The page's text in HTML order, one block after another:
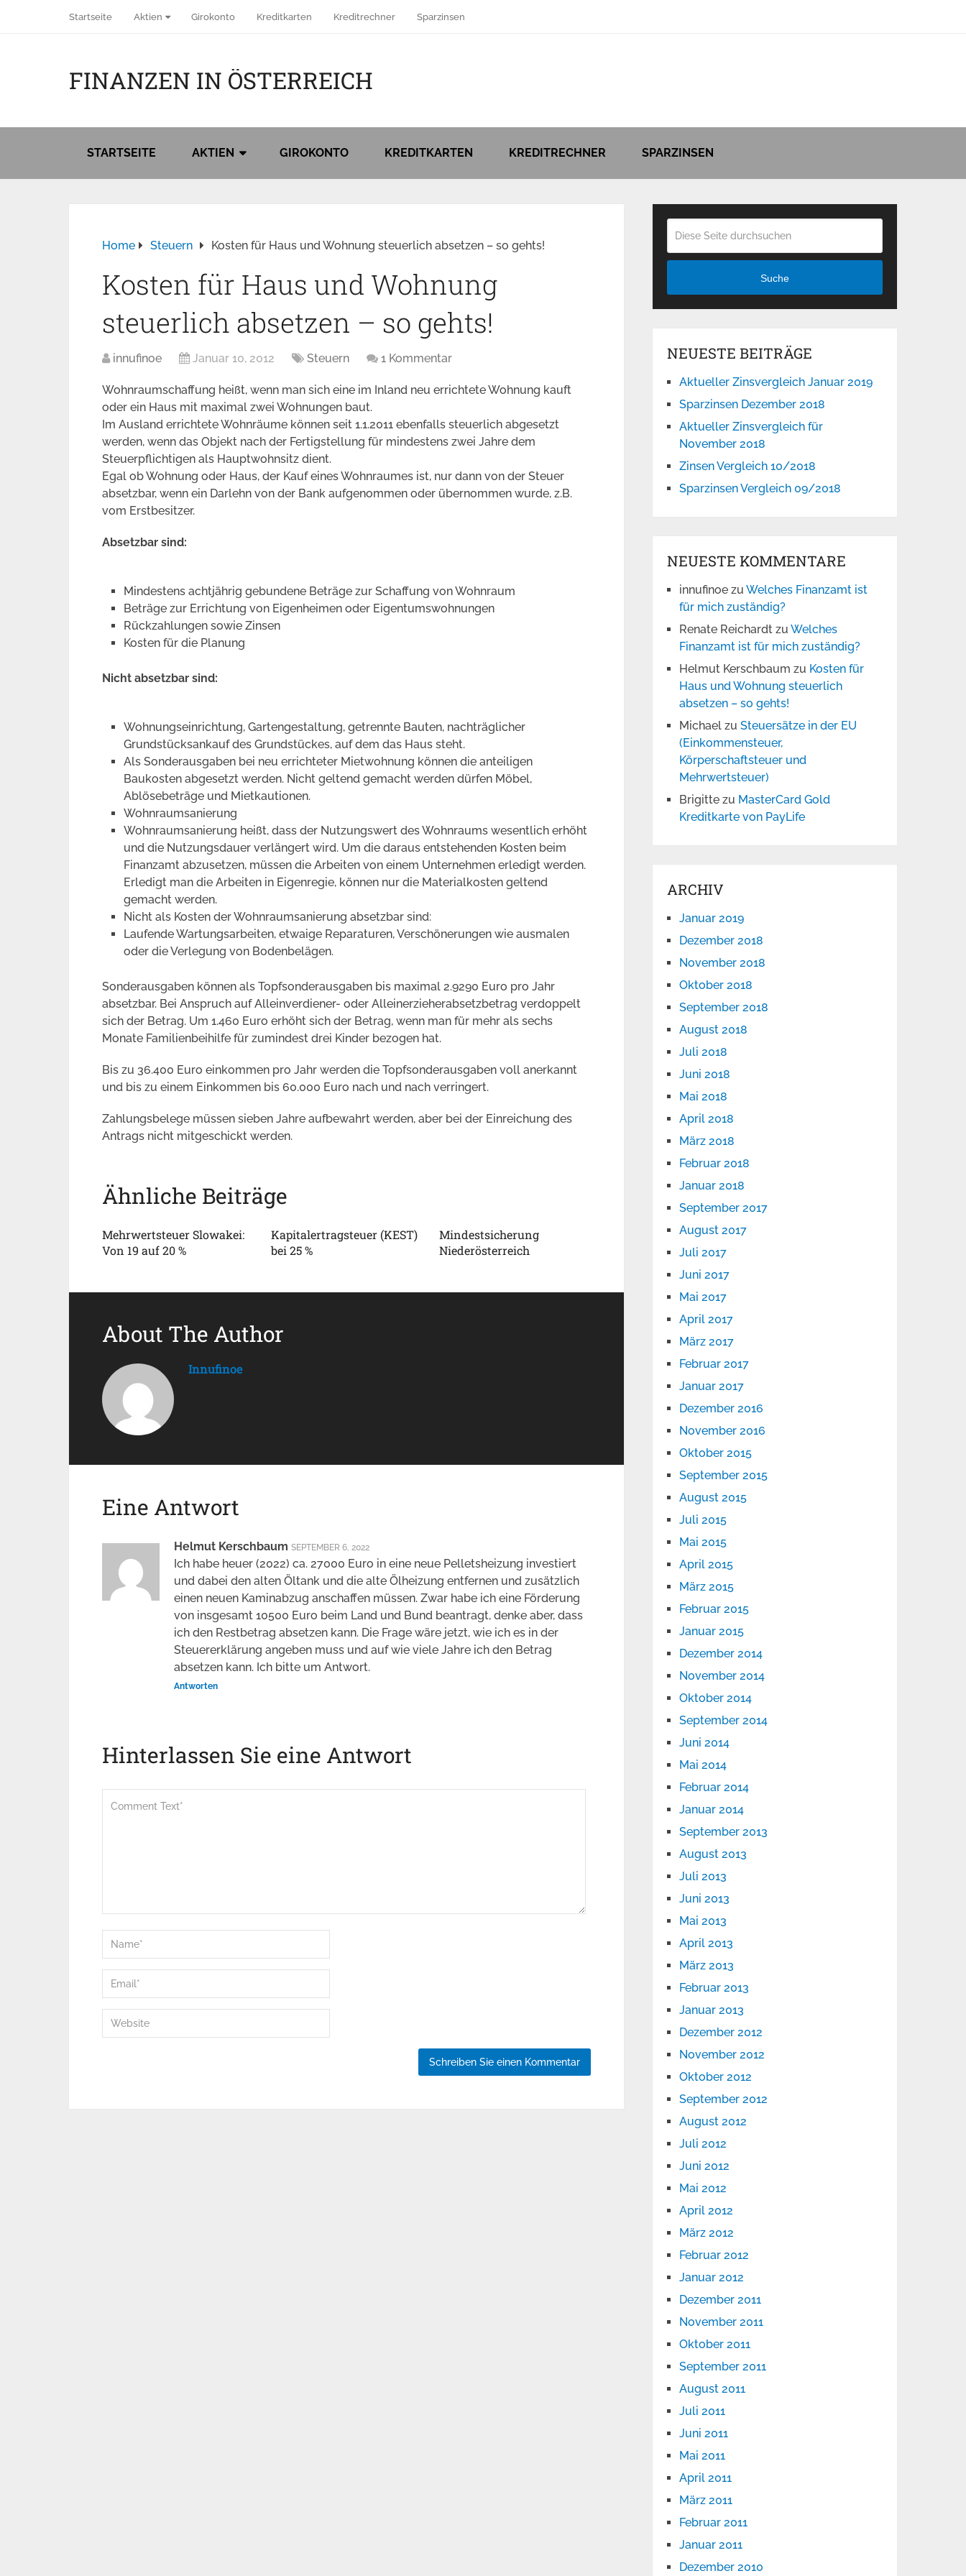
Startseite Aktien Girokonto Kreditkarten Kreditrechner Sparzinsen
FINANZEN IN ÖSTERREICH
STARTSEITE AKTIEN GIROKONTO KREDITKARTEN KREDITRECHNER SPARZINSEN
Home Steuern Kosten für Haus und Wohnung steuerlich absetzen – so gehts!
Kosten für Haus und Wohnung
steuerlich absetzen – so gehts!
innufinoe Januar 10, 2012 Steuern 1 Kommentar
Wohnraumschaffung heißt, wenn man sich eine im Inland neu errichtete Wohnung kauft
oder ein Haus mit maximal zwei Wohnungen baut.
Im Ausland errichtete Wohnräume können seit 1.1.2011 ebenfalls steuerlich abgesetzt
werden, wenn das Objekt nach der Fertigstellung für mindestens zwei Jahre dem
Steuerpflichtigen als Hauptwohnsitz dient.
Egal ob Wohnung oder Haus, der Kauf eines Wohnraumes ist, nur dann von der Steuer
absetzbar, wenn ein Darlehn von der Bank aufgenommen oder übernommen wurde, z.B.
vom Erstbesitzer.
Absetzbar sind:
Mindestens achtjährig gebundene Beträge zur Schaffung von Wohnraum
Beträge zur Errichtung von Eigenheimen oder Eigentumswohnungen
Rückzahlungen sowie Zinsen
Kosten für die Planung
Nicht absetzbar sind:
Wohnungseinrichtung, Gartengestaltung, getrennte Bauten, nachträglicher
Grundstücksankauf des Grundstückes, auf dem das Haus steht.
Als Sonderausgaben bei neu errichteter Mietwohnung können die anteiligen
Baukosten abgesetzt werden. Nicht geltend gemacht werden dürfen Möbel,
Ablösebeträge und Mietkautionen.
Wohnraumsanierung
Wohnraumsanierung heißt, dass der Nutzungswert des Wohnraums wesentlich erhöht
und die Nutzungsdauer verlängert wird. Um die daraus entstehenden Kosten beim
Finanzamt abzusetzen, müssen die Arbeiten von einem Unternehmen erledigt werden.
Erledigt man die Arbeiten in Eigenregie, können nur die Materialkosten geltend
gemacht werden.
Nicht als Kosten der Wohnraumsanierung absetzbar sind:
Laufende Wartungsarbeiten, etwaige Reparaturen, Verschönerungen wie ausmalen
oder die Verlegung von Bodenbelägen.
Sonderausgaben können als Topfsonderausgaben bis maximal 2.9290 Euro pro Jahr
absetzbar. Bei Anspruch auf Alleinverdiener- oder Alleinerzieherabsetzbetrag verdoppelt
sich der Betrag. Um 1.460 Euro erhöht sich der Betrag, wenn man für mehr als sechs
Monate Familienbeihilfe für zumindest drei Kinder bezogen hat.
Bis zu 36.400 Euro einkommen pro Jahr werden die Topfsonderausgaben voll anerkannt
und bis zu einem Einkommen bis 60.000 Euro nach und nach verringert.
Zahlungsbelege müssen sieben Jahre aufbewahrt werden, aber bei der Einreichung des
Antrags nicht mitgeschickt werden.
Ähnliche Beiträge
Mehrwertsteuer Slowakei:
Von 19 auf 20 %
Kapitalertragsteuer (KEST)
bei 25 %
Mindestsicherung
Niederösterreich
About The Author
Innufinoe
Eine Antwort
Helmut Kerschbaum SEPTEMBER 6, 2022
Ich habe heuer (2022) ca. 27000 Euro in eine neue Pelletsheizung investiert
und dabei den alten Öltank und die alte Ölheizung entfernen und zusätzlich
einen neuen Kaminabzug anschaffen müssen. Zwar habe ich eine Förderung
von insgesamt 10500 Euro beim Land und Bund beantragt, denke aber, dass
ich den Restbetrag absetzen kann. Die Frage wäre jetzt, wie ich es in der
Steuererklärung angeben muss und auf wie viele Jahre ich den Betrag
absetzen kann. Ich bitte um Antwort.
Antworten
Hinterlassen Sie eine Antwort
Suche
NEUESTE BEITRÄGE
Aktueller Zinsvergleich Januar 2019
Sparzinsen Dezember 2018
Aktueller Zinsvergleich für
November 2018
Zinsen Vergleich 10/2018
Sparzinsen Vergleich 09/2018
NEUESTE KOMMENTARE
innufinoe zuWelches Finanzamt ist
für mich zuständig?
Renate Reichardt zuWelches
Finanzamt ist für mich zuständig?
Helmut Kerschbaum zu Kosten für
Haus und Wohnung steuerlich
absetzen – so gehts!
Michael zuSteuersätze in der EU
(Einkommensteuer,
Körperschaftsteuer und
Mehrwertsteuer)
Brigitte zu MasterCard Gold
Kreditkarte von PayLife
ARCHIV
Januar 2019
Dezember 2018
November 2018
Oktober 2018
September 2018
August 2018
Juli 2018
Juni 2018
Mai 2018
April 2018
März 2018
Februar 2018
Januar 2018
September 2017
August 2017
Juli 2017
Juni 2017
Mai 2017
April 2017
März 2017
Februar 2017
Januar 2017
Dezember 2016
November 2016
Oktober 2015
September 2015
August 2015
Juli 2015
Mai 2015
April 2015
März 2015
Februar 2015
Januar 2015
Dezember 2014
November 2014
Oktober 2014
September 2014
Juni 2014
Mai 2014
Februar 2014
Januar 2014
September 2013
August 2013
Juli 2013
Juni 2013
Mai 2013
April 2013
März 2013
Februar 2013
Januar 2013
Dezember 2012
November 2012
Oktober 2012
September 2012
August 2012
Juli 2012
Juni 2012
Mai 2012
April 2012
März 2012
Februar 2012
Januar 2012
Dezember 2011
November 2011
Oktober 2011
September 2011
August 2011
Juli 2011
Juni 2011
Mai 2011
April 2011
März 2011
Februar 2011
Januar 2011
Dezember 2010